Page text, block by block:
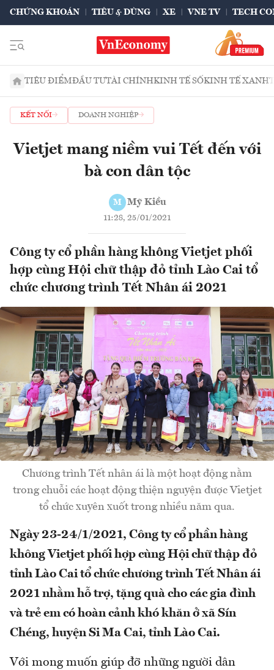
CHỨNG KHOÁN TIÊU & DÙNG XE VNE TV TECH
TIÊU ĐIỂMĐẦU TƯTÀI CHÍNHKINH TẾ SỐKINH TẾ XANH
KẾT NỐI DOANH NGHIỆP
Vietjet mang niềm vui Tết đến với
bà con dân tộc
M Mỹ Kiều
11:28, 25/01/2021
Công ty cổ phần hàng không Vietjet phối
hợp cùng Hội chữ thập đỏ tỉnh Lào Cai tổ
chức chương trình Tết Nhân ái 2021
Chương trình Tết nhân ái là một hoạt động nằm
trong chuỗi các hoạt động thiện nguyện được Vietjet
tổ chức xuyên xuốt trong nhiều năm qua.
Ngày 23-24/1/2021, Công ty cổ phần hàng
không Vietjet phối hợp cùng Hội chữ thập đỏ
tỉnh Lào Cai tổ chức chương trình Tết Nhân ái
2021 nhằm hỗ trợ, tặng quà cho các gia đình
và trẻ em có hoàn cảnh khó khăn ở xã Sín
Chéng, huyện Si Ma Cai, tỉnh Lào Cai.
Với mong muốn giúp đỡ những người dân